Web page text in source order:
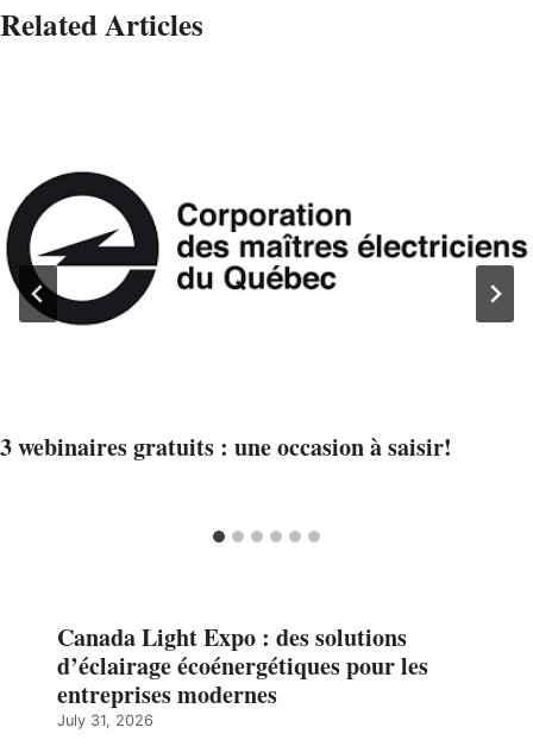
Related Articles
3 webinaires gratuits : une occasion à saisir!
Canada Light Expo : des solutions
d’éclairage écoénergétiques pour les
entreprises modernes
July 31, 2026